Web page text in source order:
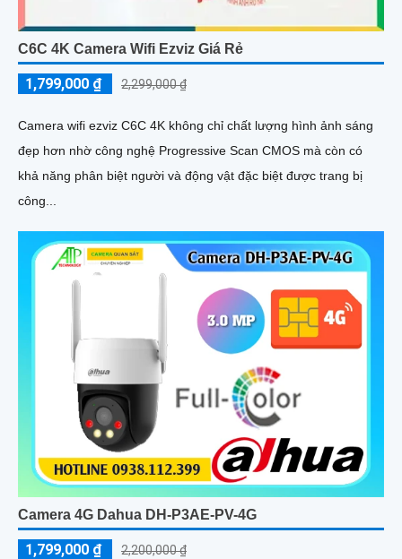
C6C 4K Camera Wifi Ezviz Giá Rẻ
1,799,000 ₫ 2,299,000 ₫
Camera wifi ezviz C6C 4K không chỉ chất lượng hình ảnh sáng
đẹp hơn nhờ công nghệ Progressive Scan CMOS mà còn có
khả năng phân biệt người và động vật đặc biệt được trang bị
công...
Camera 4G Dahua DH-P3AE-PV-4G
1,799,000 ₫ 2,200,000 ₫